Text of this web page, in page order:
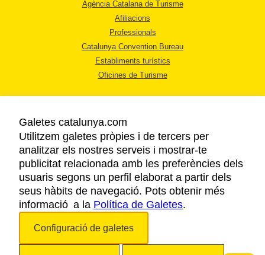
Agència Catalana de Turisme
Afiliacions
Professionals
Catalunya Convention Bureau
Establiments turístics
Oficines de Turisme
AVÍS LEGAL
POLÍTICA DE PRIVACITAT
COOKIES
ACCESSIBILITAT
Galetes catalunya.com
Utilitzem galetes pròpies i de tercers per
analitzar els nostres serveis i mostrar-te
publicitat relacionada amb les preferències dels
usuaris segons un perfil elaborat a partir dels
seus hàbits de navegació. Pots obtenir més
informació a la Política de Galetes.
Configuració de galetes